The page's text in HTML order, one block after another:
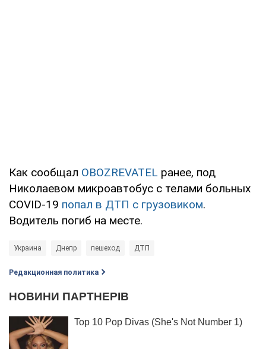
Как сообщал OBOZREVATEL ранее, под
Николаевом микроавтобус с телами больных
COVID-19 попал в ДТП с грузовиком.
Водитель погиб на месте.
Украина Днепр пешеход ДТП
Редакционная политика